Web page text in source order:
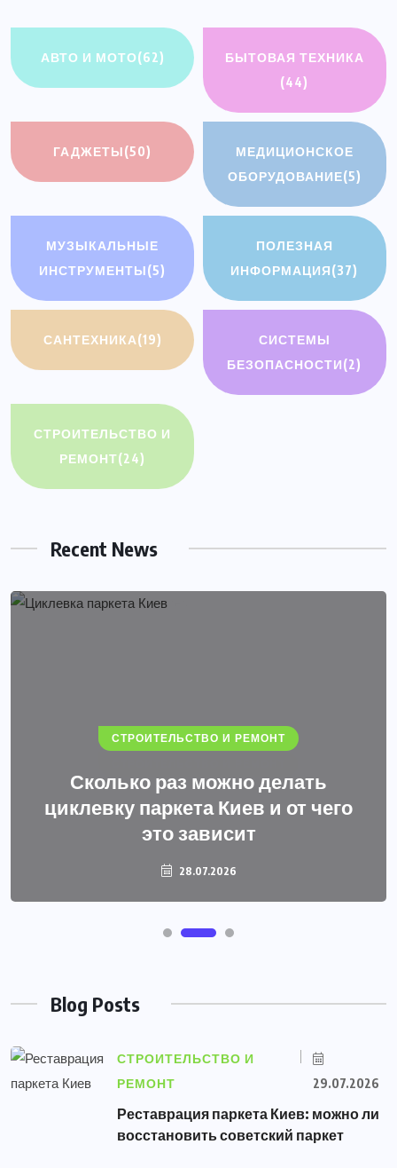
АВТО И МОТО(62)
БЫТОВАЯ ТЕХНИКА
(44)
ГАДЖЕТЫ(50)
МЕДИЦИОНСКОЕ
ОБОРУДОВАНИЕ(5)
МУЗЫКАЛЬНЫЕ
ИНСТРУМЕНТЫ(5)
ПОЛЕЗНАЯ
ИНФОРМАЦИЯ(37)
САНТЕХНИКА(19)
СИСТЕМЫ
БЕЗОПАСНОСТИ(2)
СТРОИТЕЛЬСТВО И
РЕМОНТ(24)
Recent News
СТРОИТЕЛЬСТВО И РЕМОНТ
Сколько раз можно делать
циклевку паркета Киев и от чего
это зависит
28.07.2026
Blog Posts
СТРОИТЕЛЬСТВО И
РЕМОНТ
29.07.2026
Реставрация паркета Киев: можно ли
восстановить советский паркет